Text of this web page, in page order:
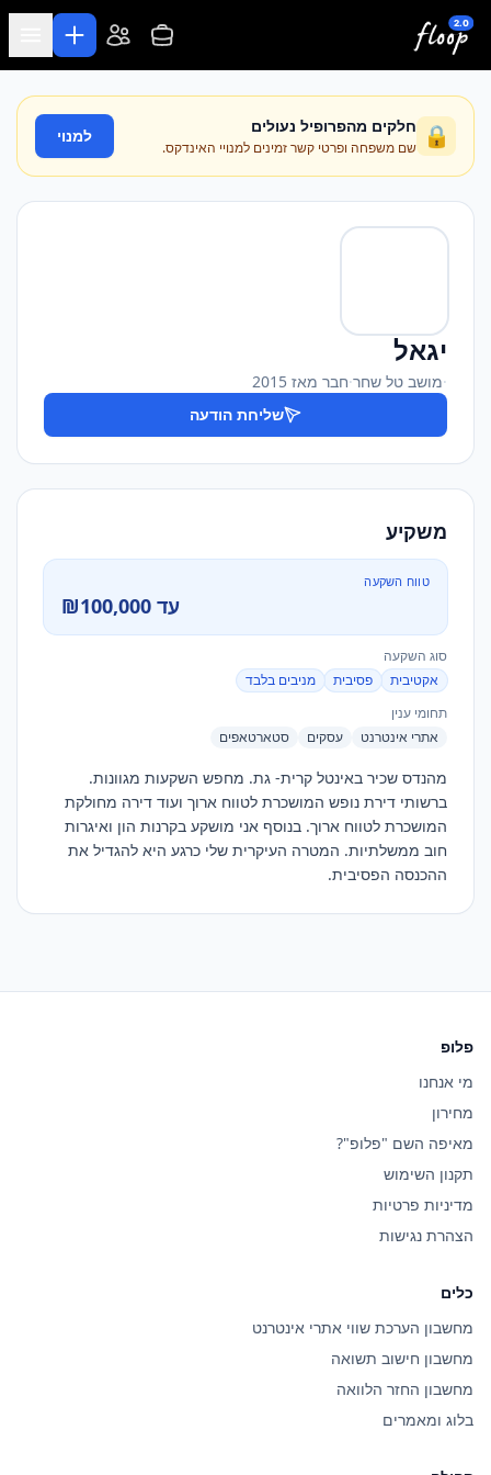
דלג לתוכן המרכזי
🔒 חלקים מהפרופיל נעולים
שם משפחה ופרטי קשר זמינים למנויי האינדקס.
למנוי
יגאל
·מושב טל שחר·חבר מאז 2015
שליחת הודעה
משקיע
טווח השקעה
עד ₪100,000
סוג השקעה
אקטיבית
פסיבית
מניבים בלבד
תחומי ענין
אתרי אינטרנט
עסקים סטארטאפים
ההכנסה הפסיבית.
פלופ
מי אנחנו
מחירון
מאיפה השם "פלופ"?
תקנון השימוש
מדיניות פרטיות
הצהרת נגישות
כלים
מחשבון הערכת שווי אתרי אינטרנט
מחשבון חישוב תשואה
מחשבון החזר הלוואה
בלוג ומאמרים